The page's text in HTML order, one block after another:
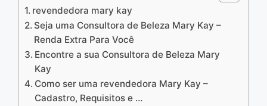
revendedora mary kay
Seja uma Consultora de Beleza Mary Kay –
Renda Extra Para Você
Encontre a sua Consultora de Beleza Mary
Kay
Como ser uma revendedora Mary Kay –
Cadastro, Requisitos e …